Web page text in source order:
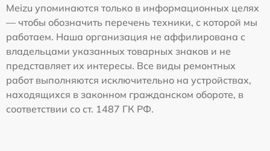
Meizu упоминаются только в информационных целях
— чтобы обозначить перечень техники, с которой мы
работаем. Наша организация не аффилирована с
владельцами указанных товарных знаков и не
представляет их интересы. Все виды ремонтных
работ выполняются исключительно на устройствах,
находящихся в законном гражданском обороте, в
соответствии со ст. 1487 ГК РФ.